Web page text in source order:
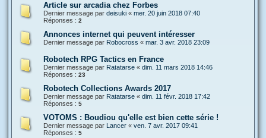
Article sur arcadia chez Forbes
Dernier message par deisuki « mer. 20 juin 2018 07:40
Réponses : 2
Annonces internet qui peuvent intéresser
Dernier message par Robocross « mar. 3 avr. 2018 23:09
Robotech RPG Tactics en France
Dernier message par Ratatarse « dim. 11 mars 2018 14:46
Réponses : 23
Robotech Collections Awards 2017
Dernier message par Ratatarse « dim. 11 févr. 2018 17:42
Réponses : 5
VOTOMS : Boudiou qu'elle est bien cette série !
Dernier message par Lancer « ven. 7 avr. 2017 09:41
Réponses : 5